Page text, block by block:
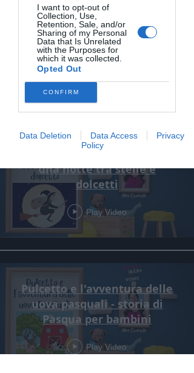
to third parties on theIAB’s List of
Downstream Participantsthat may
further disclose it to other third parties.
I want to opt-out of
Collection, Use,
Retention, Sale, and/or
Sharing of my Personal
Data that Is Unrelated
with the Purposes for
which it was collected.
Opted Out
CONFIRM
Data Deletion Data Access
Privacy
Policy
Nocciolino ed il mistero
delle pigne scomparse -
storia per bambini
Le avventure della Befana:
una notte tra stelle e
dolcetti
Play Video
Pulcetto e l'avventura delle
uova pasquali - storia di
Pasqua per bambini
Play Video